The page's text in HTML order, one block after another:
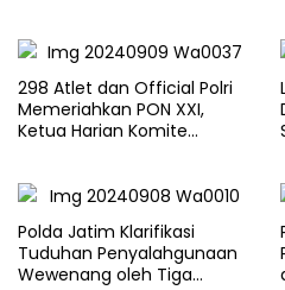
298 Atlet dan Official Polri
Memeriahkan PON XXI,
Ketua Harian Komite
Olahraga
Polda Jatim Klarifikasi
Tuduhan Penyalahgunaan
Wewenang oleh Tiga